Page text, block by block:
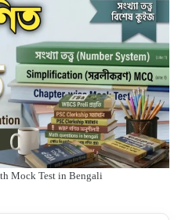
Mock Test in Bengali